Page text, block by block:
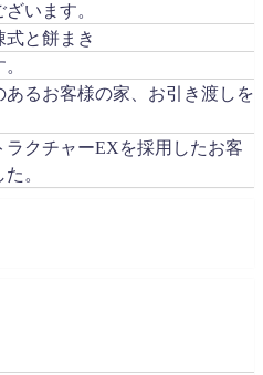
います。
式と餅まき
あるお客様の家、お引き渡しを
ラクチャーEXを採用したお客
。